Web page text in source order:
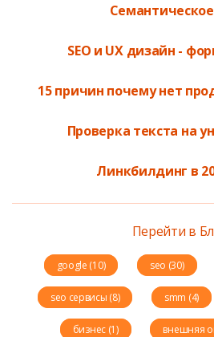
SEO и UX дизайн -
15 причин почему нет
Проверка текста на
Линкбилдинг в
Перейти в
google (10) seo (30)
seo сервисы (8) smm (4)
бизнес (1) внешняя